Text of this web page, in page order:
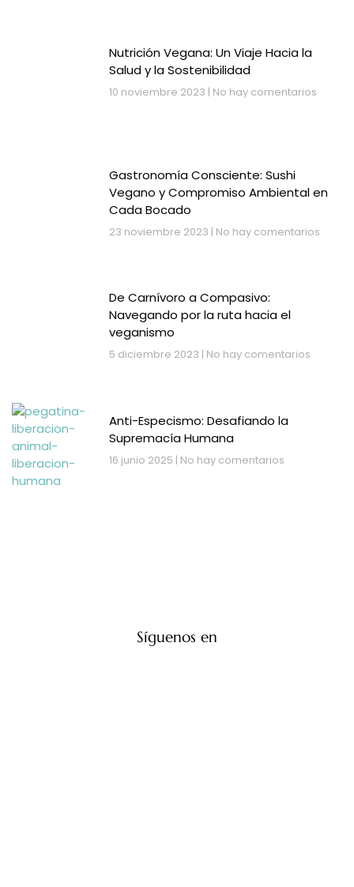
Nutrición Vegana: Un Viaje Hacia la
Salud y la Sostenibilidad
10 noviembre 2023 No hay comentarios
Gastronomía Consciente: Sushi
Vegano y Compromiso Ambiental en
Cada Bocado
23 noviembre 2023 No hay comentarios
De Carnívoro a Compasivo:
Navegando por la ruta hacia el
veganismo
5 diciembre 2023 No hay comentarios
Anti-Especismo: Desafiando la
Supremacía Humana
16 junio 2025 No hay comentarios
Síguenos en